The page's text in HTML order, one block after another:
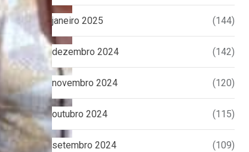
janeiro 2025 (144)
dezembro 2024 (142)
novembro 2024 (120)
outubro 2024 (115)
setembro 2024 (109)